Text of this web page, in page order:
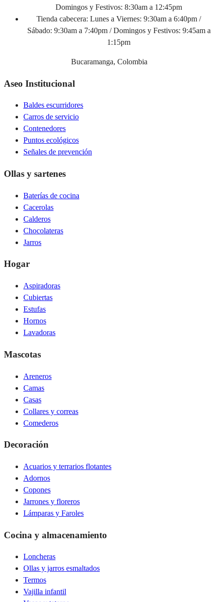
Domingos y Festivos: 8:30am a 12:45pm
Tienda cabecera: Lunes a Viernes: 9:30am a 6:40pm /
Sábado: 9:30am a 7:40pm / Domingos y Festivos: 9:45am a
1:15pm
Bucaramanga, Colombia
Aseo Institucional
Baldes escurridores
Carros de servicio
Contenedores
Puntos ecológicos
Señales de prevención
Ollas y sartenes
Baterías de cocina
Cacerolas
Calderos
Chocolateras
Jarros
Hogar
Aspiradoras
Cubiertas
Estufas
Hornos
Lavadoras
Mascotas
Areneros
Camas
Casas
Collares y correas
Comederos
Decoración
Acuarios y terrarios flotantes
Adornos
Copones
Jarrones y floreros
Lámparas y Faroles
Cocina y almacenamiento
Loncheras
Ollas y jarros esmaltados
Termos
Vajilla infantil